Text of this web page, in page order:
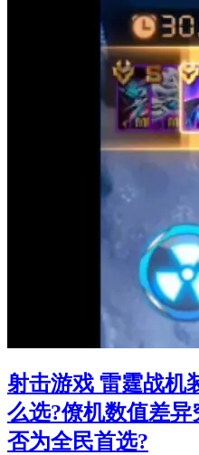
射击游戏 雷霆战机
么选?僚机数值差
否为全民首选?